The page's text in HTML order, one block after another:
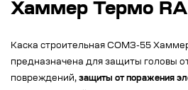
Хаммер Термо
Каска строительная СОМЗ-55
предназначена для защиты головы
повреждений, защиты от поражения